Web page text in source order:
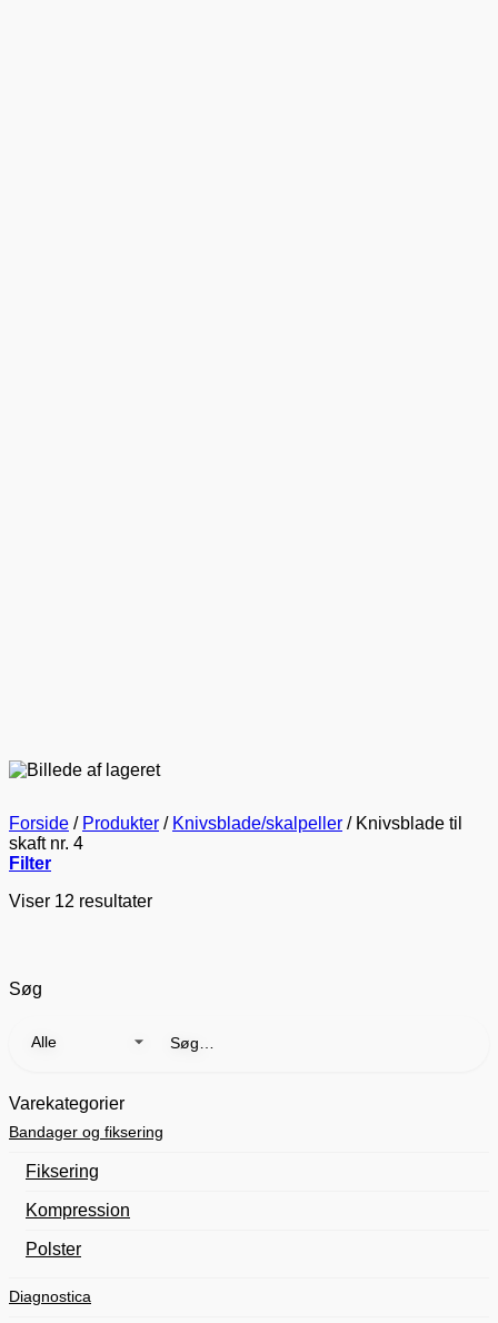
Forside / Produkter / Knivsblade/skalpeller /Knivsblade til
skaft nr. 4
Filter
Viser 12 resultater
Søg
efter:
Varekategorier
Bandager og fiksering
Fiksering
Kompression
Polster
Diagnostica